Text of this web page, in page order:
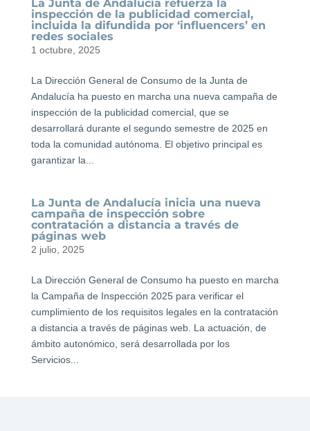
La Junta de Andalucía refuerza la
inspección de la publicidad comercial,
incluida la difundida por ‘influencers’ en
redes sociales
1 octubre, 2025
La Dirección General de Consumo de la Junta de
Andalucía ha puesto en marcha una nueva campaña de
inspección de la publicidad comercial, que se
desarrollará durante el segundo semestre de 2025 en
toda la comunidad autónoma. El objetivo principal es
garantizar la...
La Junta de Andalucía inicia una nueva
campaña de inspección sobre
contratación a distancia a través de
páginas web
2 julio, 2025
La Dirección General de Consumo ha puesto en marcha
la Campaña de Inspección 2025 para verificar el
cumplimiento de los requisitos legales en la contratación
a distancia a través de páginas web. La actuación, de
ámbito autonómico, será desarrollada por los
Servicios...